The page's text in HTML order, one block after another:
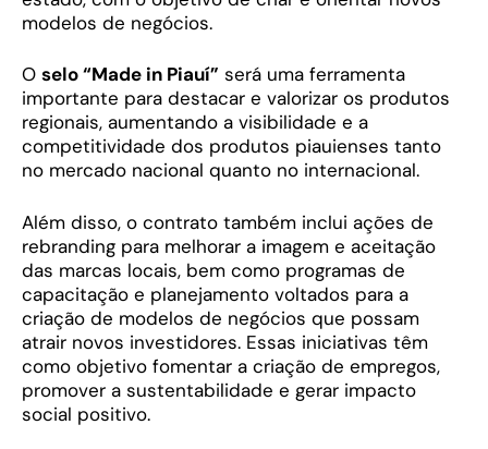
modelos de negócios.
O selo “Made in Piauí” será uma ferramenta
importante para destacar e valorizar os produtos
regionais, aumentando a visibilidade e a
competitividade dos produtos piauienses tanto
no mercado nacional quanto no internacional.
Além disso, o contrato também inclui ações de
rebranding para melhorar a imagem e aceitação
das marcas locais, bem como programas de
capacitação e planejamento voltados para a
criação de modelos de negócios que possam
atrair novos investidores. Essas iniciativas têm
como objetivo fomentar a criação de empregos,
promover a sustentabilidade e gerar impacto
social positivo.